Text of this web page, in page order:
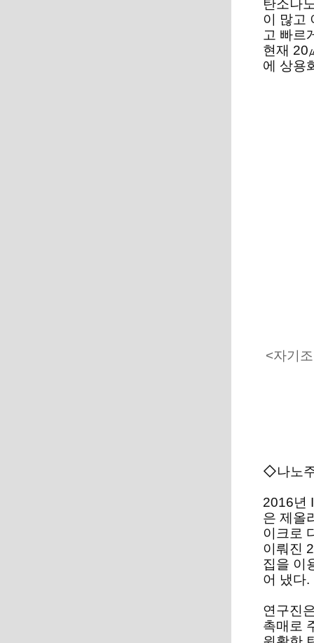
탄소나
이 많고
고 빠르
현재 20
에 상용
<자기
◇나노
2016년
은 제올
이크로
이뤄진
집을 이
어 냈다.
연구진
촉매로